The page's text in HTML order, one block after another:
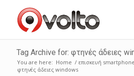
Tag Archive for: φτηνές άδειες
You are here: Home / επισκευή
φτηνές άδειες windows